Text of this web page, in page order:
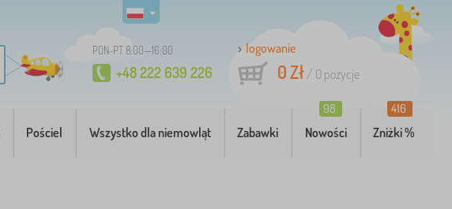
PON-PT 8:00—16:00
+48 222 639 226
logowanie
0 Zł/ 0 pozycje
Pościel Wszystko dla niemowląt Zabawki Nowości
98
Zniżki %
416